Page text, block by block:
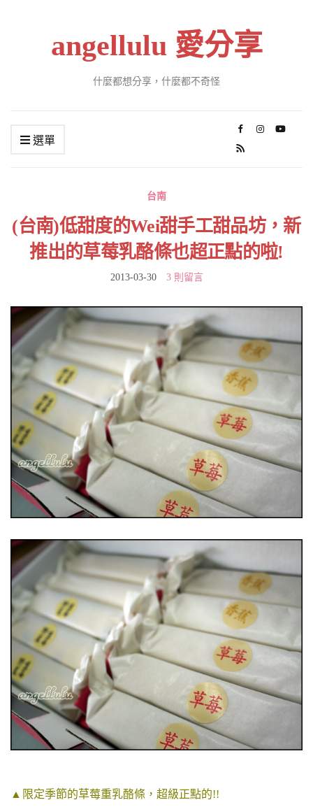
angellulu 愛分享
什麼都想分享，什麼都不奇怪
選單
台南
(台南)低甜度的Wei甜手工甜品坊，新
推出的草莓乳酪條也超正點的啦!
2013-03-30 3 則留言
▲ 限定季節的草莓重乳酪條，超級正點的!!